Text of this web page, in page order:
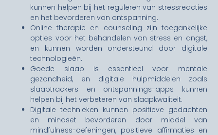
kunnen helpen bij het reguleren van stressreacties
en het bevorderen van ontspanning.
Online therapie en counseling zijn toegankelijke
opties voor het behandelen van stress en angst,
en kunnen worden ondersteund door digitale
technologieën.
Goede slaap is essentieel voor mentale
gezondheid, en digitale hulpmiddelen zoals
slaaptrackers en ontspannings-apps kunnen
helpen bij het verbeteren van slaapkwaliteit.
Digitale technieken kunnen positieve gedachten
en mindset bevorderen door middel van
mindfulness-oefeningen, positieve affirmaties en